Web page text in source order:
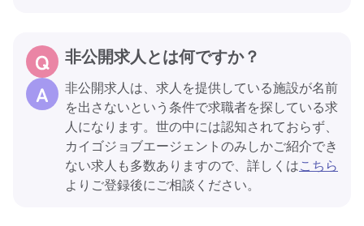
非公開求人とは何ですか？
非公開求人は、求人を提供している施設が名前
を出さないという条件で求職者を探している求
人になります。世の中には認知されておらず、
カイゴジョブエージェントのみしかご紹介でき
ない求人も多数ありますので、詳しくはこちら
よりご登録後にご相談ください。